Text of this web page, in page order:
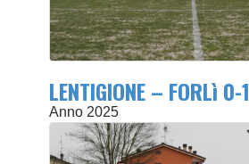
LENTIGIONE – FORLì 0-1
Anno 2025